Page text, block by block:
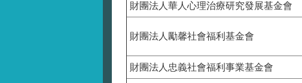
財團法人華人心理治療研究發展基金會
財團法人勵馨社會福利基金會
財團法人忠義社會福利事業基金會